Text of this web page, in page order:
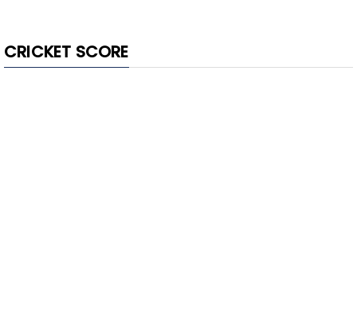
CRICKET SCORE